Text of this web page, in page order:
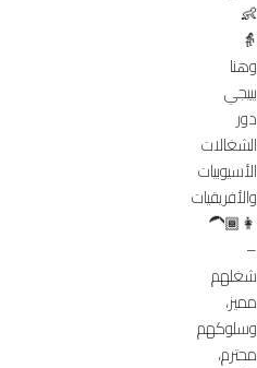
👶
👵
وهنا
بييجي
دور
الشغالات
الأسيوبيات
والأفريقيات
👩🏾‍🦱
–
شغلهم
مميز،
وسلوكهم
محترم،